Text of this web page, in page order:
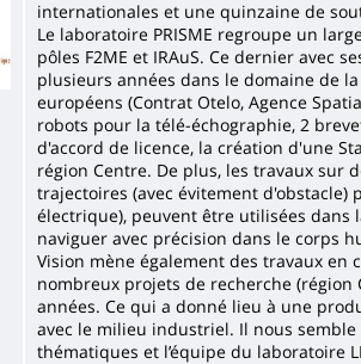
internationales et une quinzaine de
Le laboratoire PRISME regroupe un
pôles F2ME et IRAuS. Ce dernier avec
plusieurs années dans le domaine de
européens (Contrat Otelo, Agence
robots pour la télé-échographie, 2
d'accord de licence, la création d'une
région Centre. De plus, les travaux sur
trajectoires (avec évitement
électrique), peuvent être utilisées
naviguer avec précision dans le corps
Vision mène également des travaux en
nombreux projets de recherche (région
années. Ce qui a donné lieu à une
avec le milieu industriel. Il nous
thématiques et l’équipe du laboratoire